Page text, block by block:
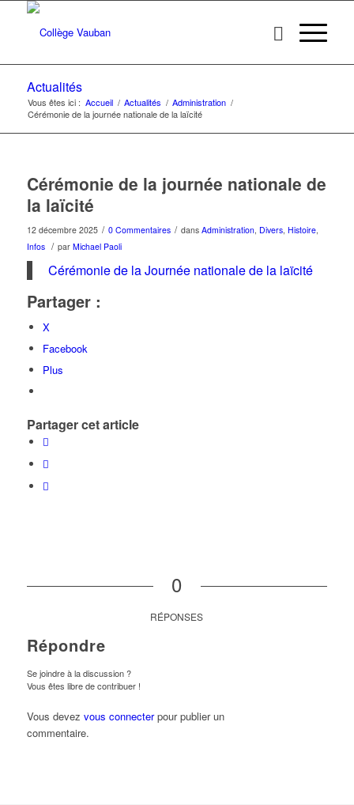
Actualités
Vous êtes ici : Accueil / Actualités / Administration /
Cérémonie de la journée nationale de la laïcité
Cérémonie de la journée nationale de
la laïcité
12 décembre 2025 / 0 Commentaires / dans Administration, Divers, Histoire,
Infos / par Michael Paoli
Cérémonie de la Journée nationale de la laïcité
Partager :
X
Facebook
Plus
Partager cet article
0
RÉPONSES
Répondre
Se joindre à la discussion ?
Vous êtes libre de contribuer !
Vous devez vous connecterpour publier un
commentaire.